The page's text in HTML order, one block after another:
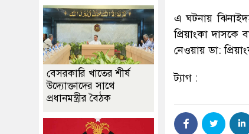
এ ঘটনায়
প্রিয়াংকা দাসকে
নেওয়ায় ডা:
ট্যাগ :
বেসরকারি খাতের শীর্ষ
উদ্যোক্তাদের সাথে
প্রধানমন্ত্রীর বৈঠক